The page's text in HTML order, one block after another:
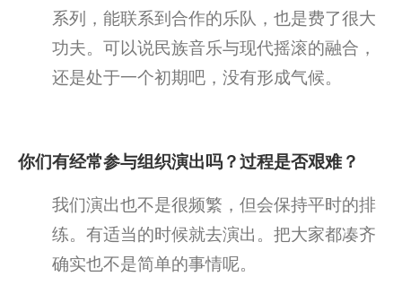
系列，能联系到合作的乐队，也是费了很大
功夫。可以说民族音乐与现代摇滚的融合，
还是处于一个初期吧，没有形成气候。
你们有经常参与组织演出吗？过程是否艰难？
我们演出也不是很频繁，但会保持平时的排
练。有适当的时候就去演出。把大家都凑齐
确实也不是简单的事情呢。